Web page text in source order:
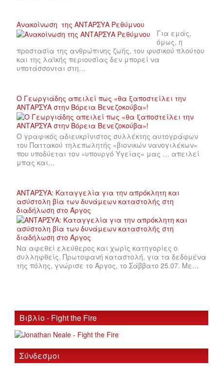
Ανακοίνωση της ΑΝΤΑΡΣΥΑ Ρεθύμνου
Για εμάς,
όμως, η
προστασία της ανθρώπινης ζωής, του φυσικού πλούτου
και της λαϊκής περιουσίας δεν μπορεί να
υποτάσσονται στη…
Ο Γεωργιάδης απειλεί πως «θα ξαποστείλει την
ΑΝΤΑΡΣΥΑ στην Βόρεια Βενεζοκούβα»!
Ο γραφικός αδιευκρίνιστος συλλέκτης αυτογράφων
του Παττακού τηλεπωλητής «βιονικών νανογιλέκων»
που υποδύεται τον «υπουργό Υγείας» μας … απειλεί
μπας και…
ΑΝΤΑΡΣΥΑ: Καταγγελία για την απρόκλητη και
ασύστολη βία των δυνάμεων καταστολής στη
διαδήλωση στο Άργος
Να αφεθεί ελεύθερος και χωρίς κατηγορίες ο
συλληφθείς. Πρωτοφανή καταστολή, για τα δεδομένα
της πόλης, γνώρισε το Άργος, το Σάββατο 25.07. Με…
Βιβλίο - Fight the Fire
Σύνδεσμοι